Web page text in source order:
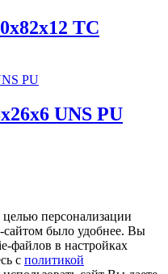
ТC
UNS PU
персонализации
сайтом было удобнее. Вы
файлов в настройках
с политикой